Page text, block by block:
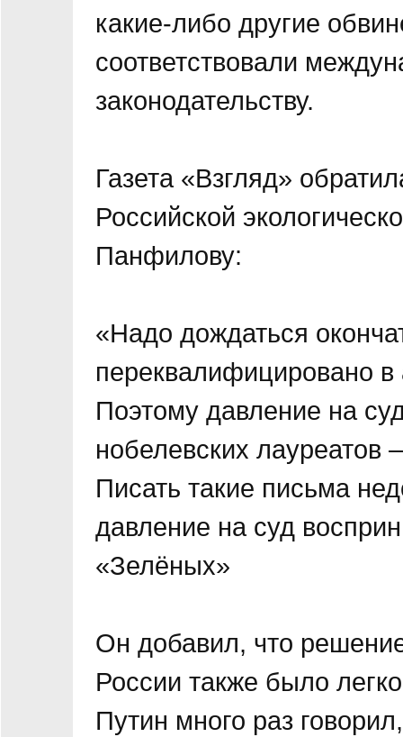
какие-либо другие
соответствовали
законодательству.
Газета «Взгляд»
Российской
Панфилову:
«Надо дождаться
переквалифицировано
Поэтому давление на
нобелевских лауреатов
Писать такие письма
давление на суд
«Зелёных»
Он добавил, что
России также было
Путин много раз